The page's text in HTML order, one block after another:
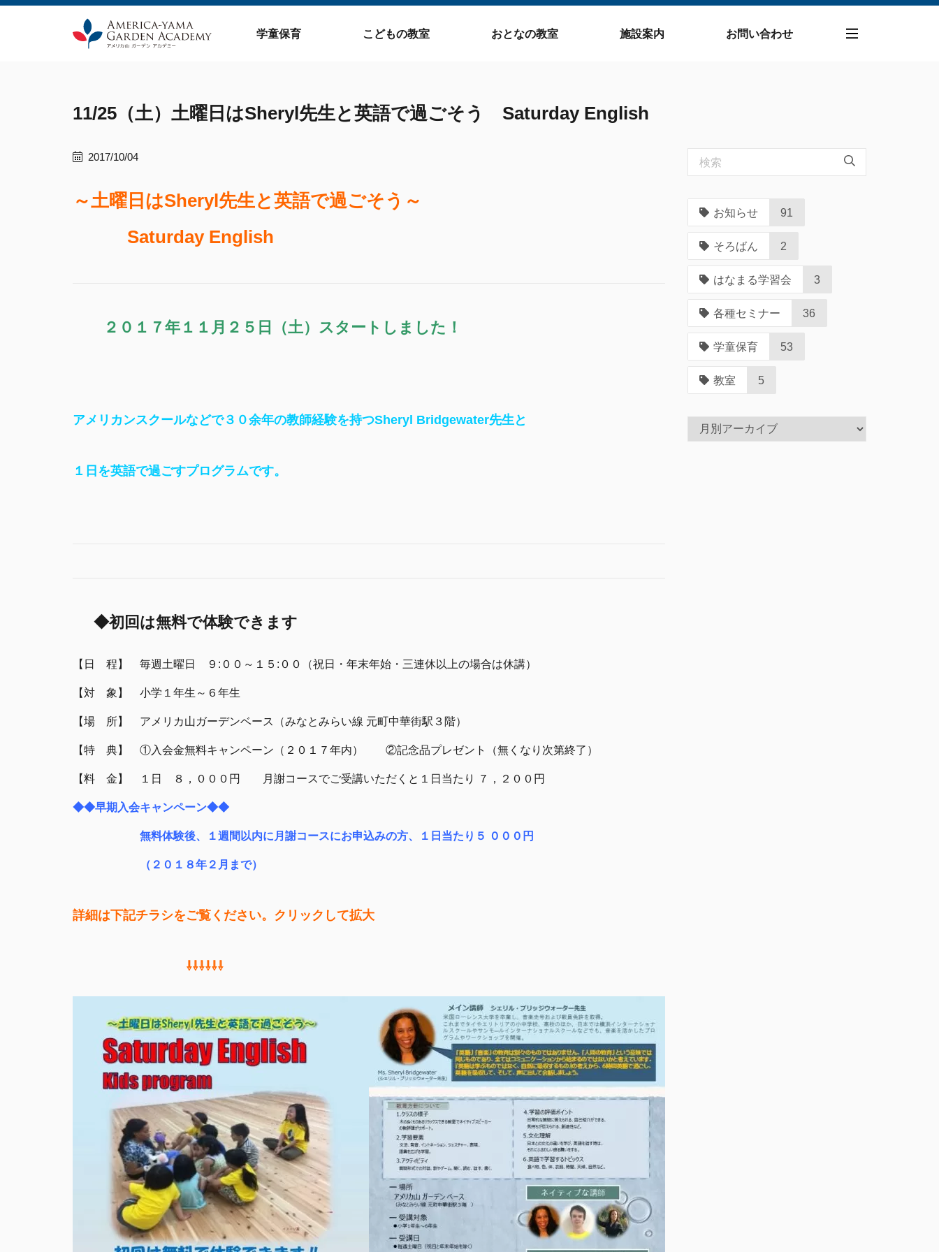
Skip
学童保育 こどもの教室 おとなの教室 施設案内 お問い合わせ
11/25（土）土曜日はSheryl先生と英語で過ごそう Saturday English
2017/10/04
～土曜日はSheryl先生と英語で過ごそう～
Saturday English
２０１７年１１月２５日（土）スタートしました！
アメリカンスクールなどで３０余年の教師経験を持つSheryl Bridgewater先生と
１日を英語で過ごすプログラムです。
◆初回は無料で体験できます
【日 程】 毎週土曜日 ９:００～１５:００（祝日・年末年始・三連休以上の場合は休講）
【対 象】 小学１年生～６年生
【場 所】 アメリカ山ガーデンベース（みなとみらい線 元町中華街駅３階）
【特 典】 ①入会金無料キャンペーン（２０１７年内） ②記念品プレゼント（無くなり次第終了）
【料 金】 １日 ８，０００円 月謝コースでご受講いただくと１日当たり ７，２００円
◆◆早期入会キャンペーン◆◆
無料体験後、１週間以内に月謝コースにお申込みの方、１日当たり５ ０００円
（２０１８年２月まで）
詳細は下記チラシをご覧ください。クリックして拡大
⇩⇩⇩⇩⇩⇩
お知らせ 91
そろばん 2
はなまる学習会 3
各種セミナー 36
学童保育 53
教室 5